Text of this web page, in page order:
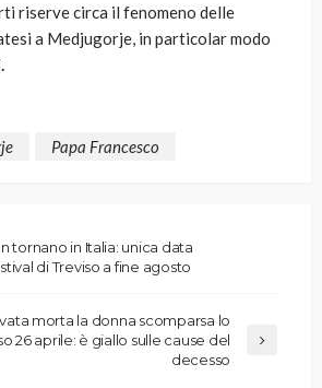
riserve circa il fenomeno delle
a Medjugorje, in particolar modo
Papa Francesco
tornano in Italia: unica data
di Treviso a fine agosto
morta la donna scomparsa lo
26 aprile: è giallo sulle cause del
decesso